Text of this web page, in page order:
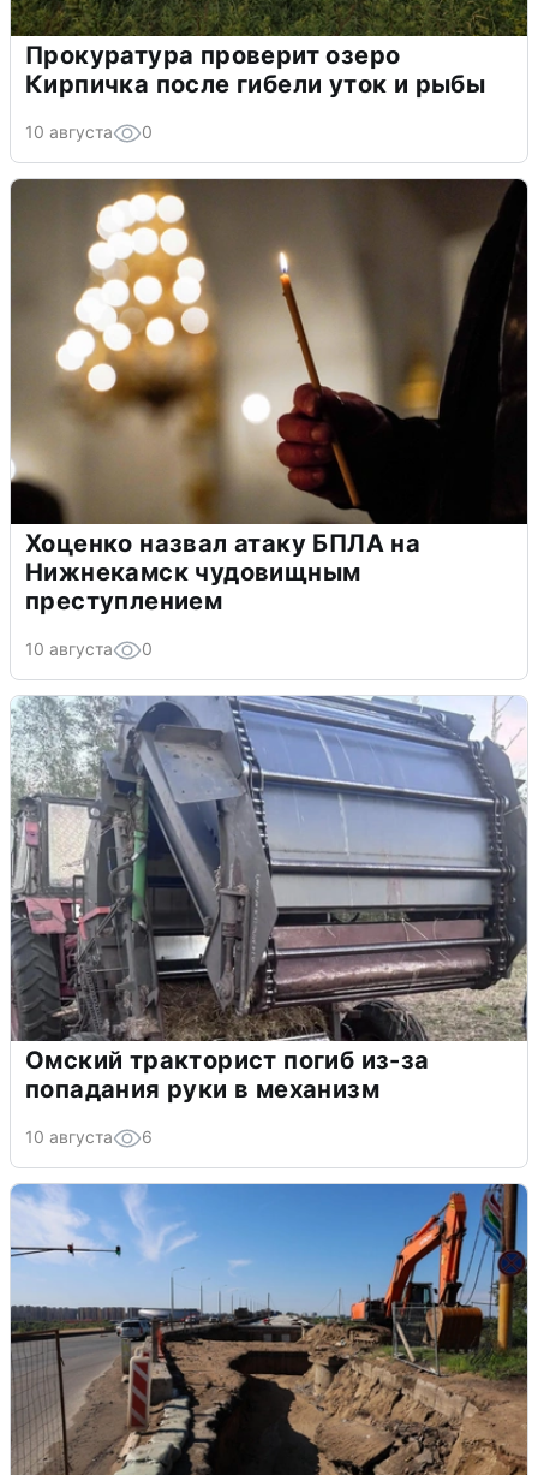
Прокуратура проверит озеро
Кирпичка после гибели уток и рыбы
10 августа 0
Хоценко назвал атаку БПЛА на
Нижнекамск чудовищным
преступлением
10 августа 0
Омский тракторист погиб из-за
попадания руки в механизм
10 августа 6